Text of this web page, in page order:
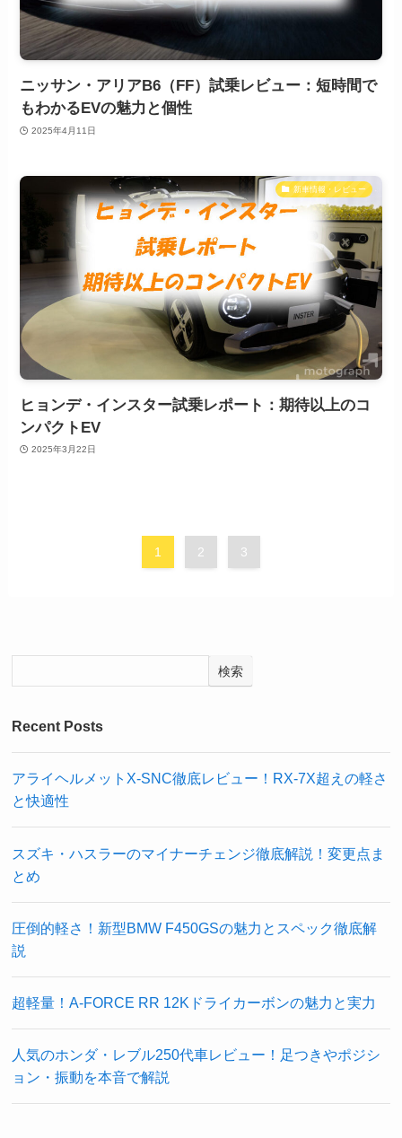
ニッサン・アリアB6（FF）試乗レビュー：短時間で
もわかるEVの魅力と個性
2025年4月11日
新車情報・レビュー
ヒョンデ・インスター試乗レポート：期待以上のコ
ンパクトEV
2025年3月22日
1 2 3
検索
Recent Posts
アライヘルメットX-SNC徹底レビュー！RX-7X超えの軽さ
と快適性
スズキ・ハスラーのマイナーチェンジ徹底解説！変更点ま
とめ
圧倒的軽さ！新型BMW F450GSの魅力とスペック徹底解
説
超軽量！A-FORCE RR 12Kドライカーボンの魅力と実力
人気のホンダ・レブル250代車レビュー！足つきやポジシ
ョン・振動を本音で解説